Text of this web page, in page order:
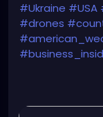
#Ukraine #USA
#drones
electronic-